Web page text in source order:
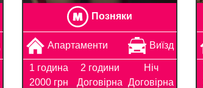
Позняки
Апартаменти Виїзд
1 година
2000 грн
2 години
Договірна
Ніч
Договірна